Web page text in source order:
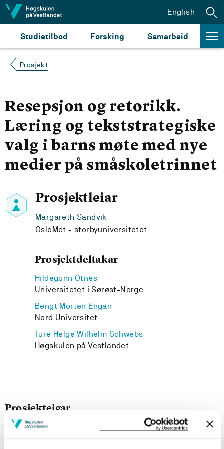
Hopp til innhald
Studietilbod Forsking Samarbeid
English
Prosjekt
Resepsjon og retorikk.
Læring og tekststrategiske
valg i barns møte med nye
medier på småskoletrinnet
Prosjektleiar
Margareth Sandvik
OsloMet - storbyuniversitetet
Prosjektdeltakar
Hildegunn Otnes
Universitetet i Sørøst-Norge
Bengt Morten Engan
Nord Universitet
Ture Helge Wilhelm Schwebs
Høgskulen på Vestlandet
Prosjekteigar
Institutt for språk, litt.,mat. og tolk, Høgskulen på